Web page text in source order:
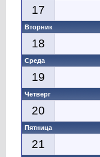
17
Вторник
18
Среда
19
Четверг
20
Пятница
21